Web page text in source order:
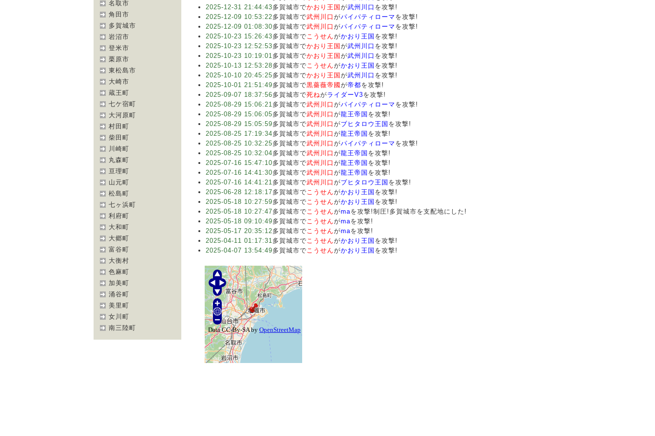
名取市
角田市
多賀城市
岩沼市
登米市
栗原市
東松島市
大崎市
蔵王町
七ケ宿町
大河原町
村田町
柴田町
川崎町
丸森町
亘理町
山元町
松島町
七ヶ浜町
利府町
大和町
大郷町
富谷町
大衡村
色麻町
加美町
涌谷町
美里町
女川町
南三陸町
2025-12-31 21:44:43多賀城市でかおり王国 が武州川口 を攻撃!
2025-12-09 10:53:22多賀城市で武州川口 がパイパティローマ を攻撃!
2025-12-09 01:08:30多賀城市で武州川口 がパイパティローマ を攻撃!
2025-10-23 15:26:43多賀城市でこうせんがかおり王国 を攻撃!
2025-10-23 12:52:53多賀城市でかおり王国 が武州川口 を攻撃!
2025-10-23 10:19:01多賀城市でかおり王国 が武州川口 を攻撃!
2025-10-13 12:53:28多賀城市でこうせんがかおり王国 を攻撃!
2025-10-10 20:45:25多賀城市でかおり王国 が武州川口 を攻撃!
2025-10-01 21:51:49多賀城市で黒薔薇帝國 が帝都を攻撃!
2025-09-07 18:37:56多賀城市で死ねがライダーV3を攻撃!
2025-08-29 15:06:21多賀城市で武州川口 がパイパティローマ を攻撃!
2025-08-29 15:06:05多賀城市で武州川口 が龍王帝国 を攻撃!
2025-08-29 15:05:59多賀城市で武州川口 がブヒタロウ王国 を攻撃!
2025-08-25 17:19:34多賀城市で武州川口 が龍王帝国 を攻撃!
2025-08-25 10:32:25多賀城市で武州川口 がパイパティローマ を攻撃!
2025-08-25 10:32:04多賀城市で武州川口 が龍王帝国 を攻撃!
2025-07-16 15:47:10多賀城市で武州川口 が龍王帝国 を攻撃!
2025-07-16 14:41:30多賀城市で武州川口 が龍王帝国 を攻撃!
2025-07-16 14:41:21多賀城市で武州川口 がブヒタロウ王国 を攻撃!
2025-06-28 12:18:17多賀城市でこうせんがかおり王国 を攻撃!
2025-05-18 10:27:59多賀城市でこうせんがかおり王国 を攻撃!
2025-05-18 10:27:47多賀城市でこうせんがmaを攻撃!制圧!多賀城市を支配地にした!
2025-05-18 09:10:49多賀城市でこうせんがmaを攻撃!
2025-05-17 20:35:12多賀城市でこうせんがmaを攻撃!
2025-04-11 01:17:31多賀城市でこうせんがかおり王国 を攻撃!
2025-04-07 13:54:49多賀城市でこうせんがかおり王国 を攻撃!